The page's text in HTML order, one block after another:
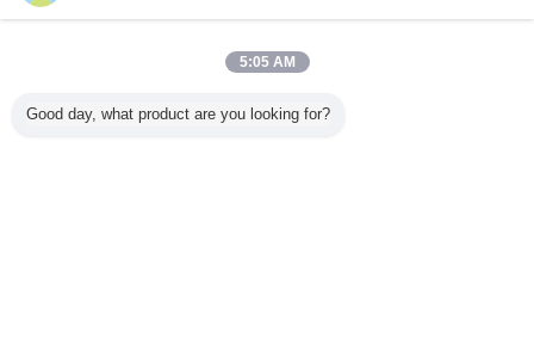
のため
図30電
直接差込式装置の
ためのトルクのプ
倒れかけたバレル
のプラグのソケッ
5:05 AM
Good day, what product are you looking for?